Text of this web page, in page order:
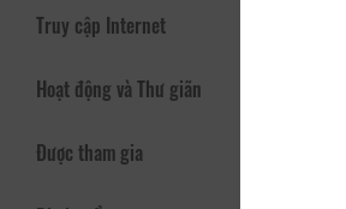
Truy cập Internet
Hoạt động và Thư giãn
Được tham gia